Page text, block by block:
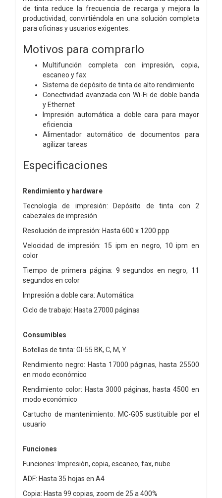
de tinta reduce la frecuencia de recarga y mejora la
productividad, convirtiéndola en una solución completa
para oficinas y usuarios exigentes.
Motivos para comprarlo
Multifunción completa con impresión, copia,
escaneo y fax
Sistema de depósito de tinta de alto rendimiento
Conectividad avanzada con Wi-Fi de doble banda
y Ethernet
Impresión automática a doble cara para mayor
eficiencia
Alimentador automático de documentos para
agilizar tareas
Especificaciones
Rendimiento y hardware
Tecnología de impresión: Depósito de tinta con 2
cabezales de impresión
Resolución de impresión: Hasta 600 x 1200 ppp
Velocidad de impresión: 15 ipm en negro, 10 ipm en
color
Tiempo de primera página: 9 segundos en negro, 11
segundos en color
Impresión a doble cara: Automática
Ciclo de trabajo: Hasta 27000 páginas
Consumibles
Botellas de tinta: GI-55 BK, C, M, Y
Rendimiento negro: Hasta 17000 páginas, hasta 25500
en modo económico
Rendimiento color: Hasta 3000 páginas, hasta 4500 en
modo económico
Cartucho de mantenimiento: MC-G05 sustituible por el
usuario
Funciones
Funciones: Impresión, copia, escaneo, fax, nube
ADF: Hasta 35 hojas en A4
Copia: Hasta 99 copias, zoom de 25 a 400%